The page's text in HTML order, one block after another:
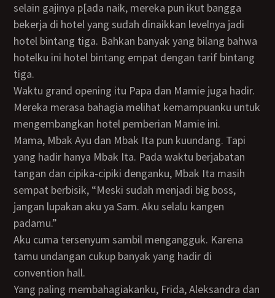
selain gajinya p[ada naik, mereka pun ikut bangga
bekerja di hotel yang sudah dinaikkan levelnya jadi
hotel bintang tiga. Bahkan banyak yang bilang bahwa
hotelku ini hotel bintang empat dengan tarif bintang
tiga.
Waktu grand opening itu Papa dan Mamie juga hadir.
Mereka merasa bahagia melihat kemampuanku untuk
mengembangkan hotel pemberian Mamie ini.
Mama, Mbak Ayu dan Mbak Ita pun kuundang. Tapi
yang hadir hanya Mbak Ita. Pada waktu berjabatan
tangan dan cipika-cipiki denganku, Mbak Ita masih
sempat berbisik, “Meski sudah menjadi big boss,
jangan lupakan aku ya Sam. Aku selalu kangen
padamu.”
Aku cuma tersenyum sambil mengangguk. Karena
tamu undangan cukup banyak yang hadir di
convention hall.
Yang paling membahagiakanku, Frida, Aleksandra dan